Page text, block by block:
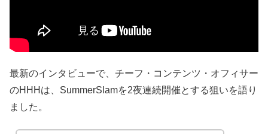
最新のインタビューで、チーフ・コンテンツ・オフィサー
のHHHは、SummerSlamを2夜連続開催とする狙いを語り
ました。